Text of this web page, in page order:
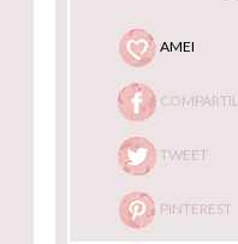
AMEI
TWEET
PINTEREST